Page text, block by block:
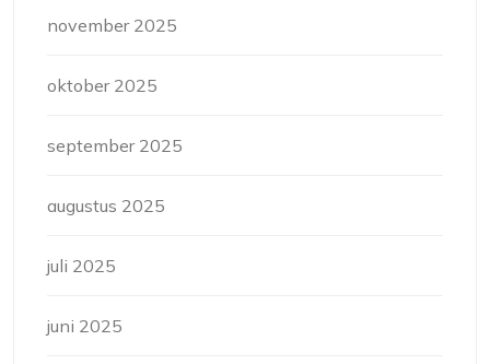
november 2025
oktober 2025
september 2025
augustus 2025
juli 2025
juni 2025